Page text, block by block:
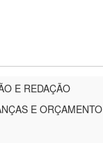
E REDAÇÃO
E ORÇAMENTO